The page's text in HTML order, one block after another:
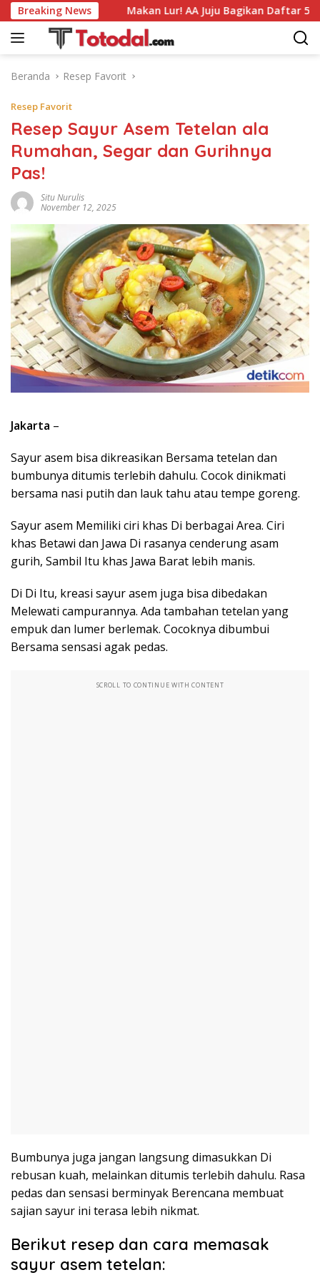
Langsung
ke
konten
Breaking News
Ini Makan Lur! AA Juju Bagikan Daftar 5 Bakso
Beranda Resep Favorit
Resep Favorit
Resep Sayur Asem Tetelan ala
Rumahan, Segar dan Gurihnya
Pas!
Situ Nurulis
November 12, 2025
Jakarta –
Sayur asem bisa dikreasikan Bersama tetelan dan
bumbunya ditumis terlebih dahulu. Cocok dinikmati
bersama nasi putih dan lauk tahu atau tempe goreng.
Sayur asem Memiliki ciri khas Di berbagai Area. Ciri
khas Betawi dan Jawa Di rasanya cenderung asam
gurih, Sambil Itu khas Jawa Barat lebih manis.
Di Di Itu, kreasi sayur asem juga bisa dibedakan
Melewati campurannya. Ada tambahan tetelan yang
empuk dan lumer berlemak. Cocoknya dibumbui
Bersama sensasi agak pedas.
SCROLL TO CONTINUE WITH CONTENT
Bumbunya juga jangan langsung dimasukkan Di
rebusan kuah, melainkan ditumis terlebih dahulu. Rasa
pedas dan sensasi berminyak Berencana membuat
sajian sayur ini terasa lebih nikmat.
Berikut resep dan cara memasak
sayur asem tetelan: